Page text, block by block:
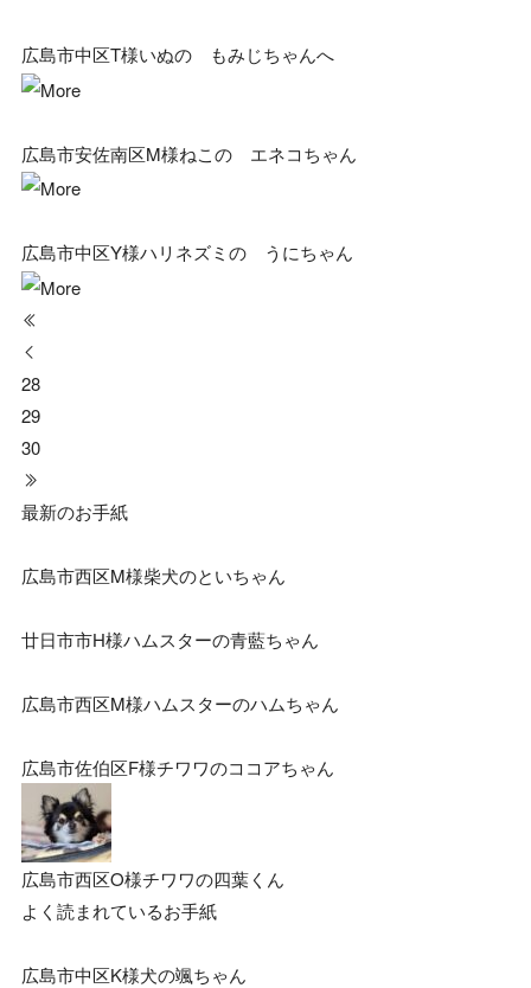
広島市中区T様いぬの もみじちゃんへ
広島市安佐南区M様ねこの エネコちゃん
広島市中区Y様ハリネズミの うにちゃん
28
29
30
最新のお手紙
広島市西区M様柴犬のといちゃん
廿日市市H様ハムスターの青藍ちゃん
広島市西区M様ハムスターのハムちゃん
広島市佐伯区F様チワワのココアちゃん
広島市西区O様チワワの四葉くん
よく読まれているお手紙
広島市中区K様犬の颯ちゃん